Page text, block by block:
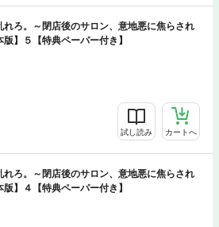
れろ。～閉店後のサロン、意地悪に焦らされ
】５【特典ペーパー付き】
試し読み カートへ
れろ。～閉店後のサロン、意地悪に焦らされ
】４【特典ペーパー付き】